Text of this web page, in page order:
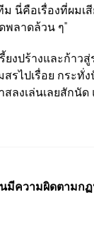
นี่คือเรื่องที่ผมเสี
พลาดล้วน ๆ"
ยงปร้างและก้าว
รไปเรื่อย กระทั่
ลงเล่นเลยสักนัด
มีความผิดตามก